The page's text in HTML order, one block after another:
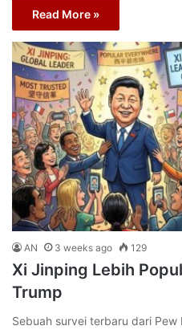
Read More »
AN 3 weeks ago 129
Xi Jinping Lebih
Trump
Sebuah survei terbaru dari